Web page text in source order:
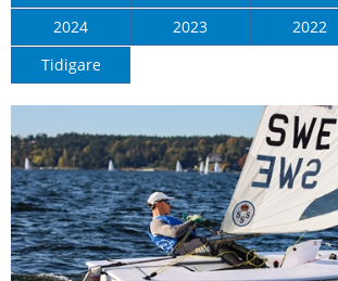
2024
2023
2022
Tidigare